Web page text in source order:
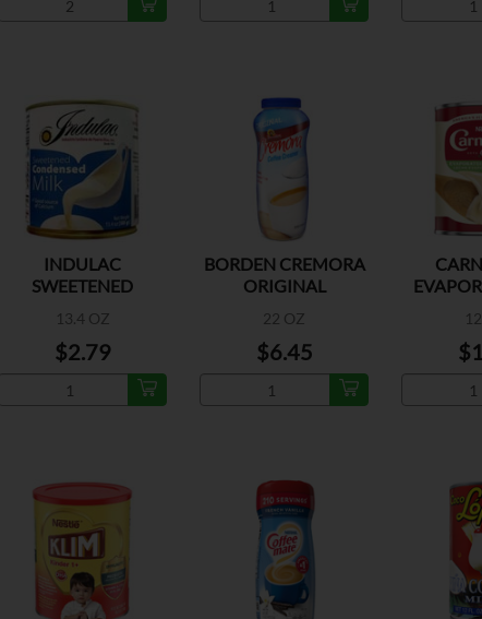
INDULAC
SWEETENED
13.4 OZ
$2.79
BORDEN CREMORA
ORIGINAL
22 OZ
$6.45